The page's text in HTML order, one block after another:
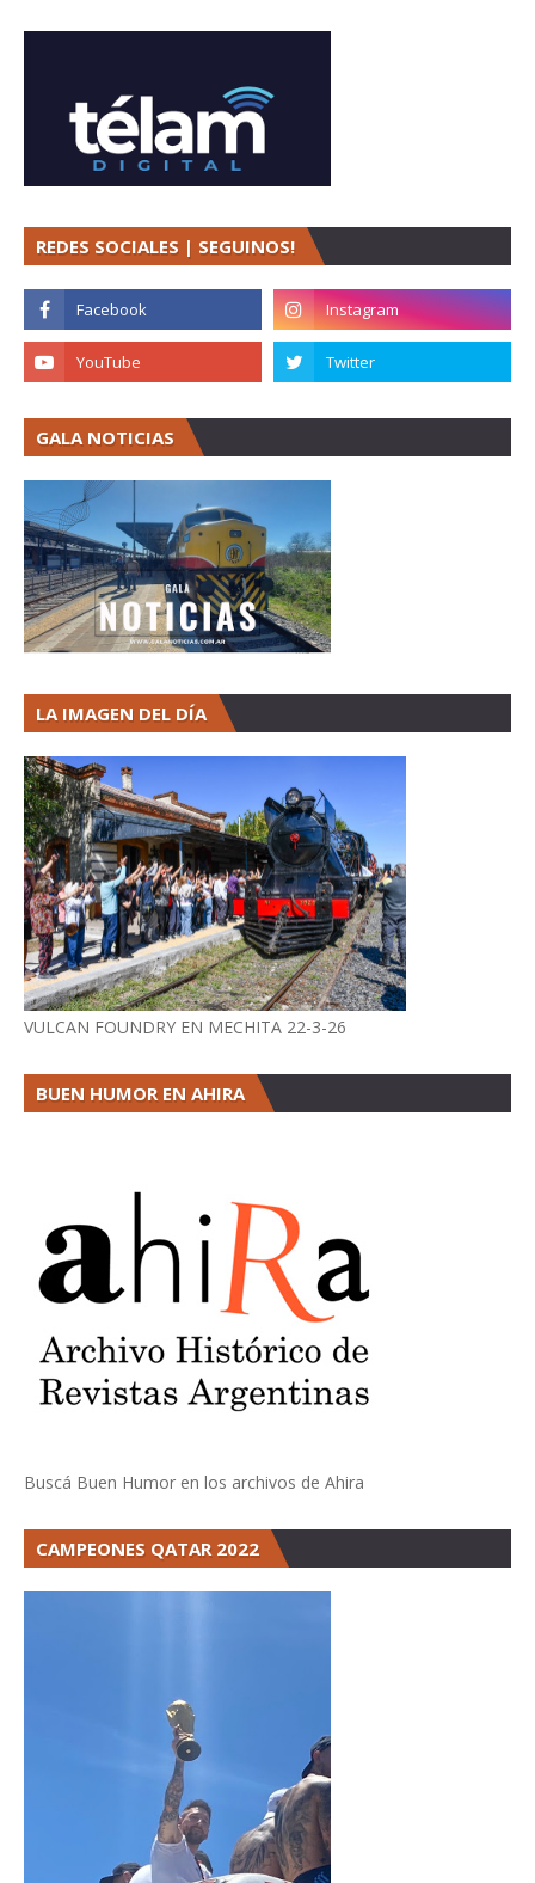
REDES SOCIALES | SEGUINOS!
GALA NOTICIAS
LA IMAGEN DEL DÍA
VULCAN FOUNDRY EN MECHITA 22-3-26
BUEN HUMOR EN AHIRA
Buscá Buen Humor en los archivos de Ahira
CAMPEONES QATAR 2022